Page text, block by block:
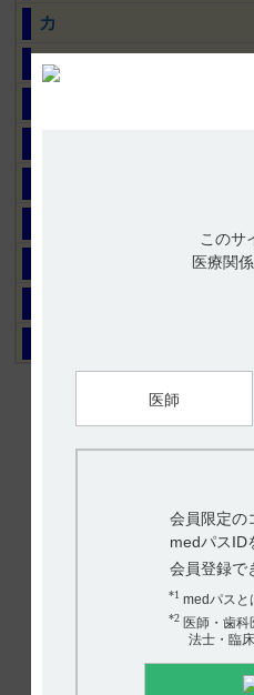
カ
サ
このサ
医療関
医師
会員限定の
medパスID
会員登録で
*1medパスと
*2医師・歯科
法士・臨